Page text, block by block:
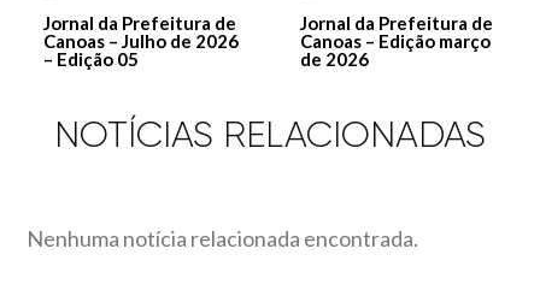
Jornal da Prefeitura de
Canoas – Julho de 2026
– Edição 05
Jornal da Prefeitura de
Canoas – Edição março
de 2026
NOTÍCIAS RELACIONADAS
Nenhuma notícia relacionada encontrada.